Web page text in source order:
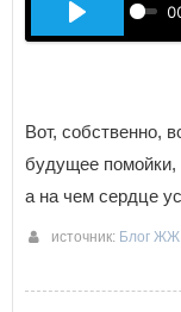
Вот, собственно,
будущее помойки,
а на чем сердце
источник: Блог ЖЖ